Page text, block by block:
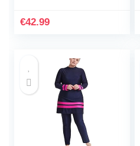
Lange mouw
€42.99